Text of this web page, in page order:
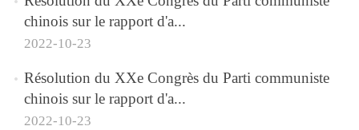
chinois sur le rapport d'a...
2022-10-23
Résolution du XXe Congrès du Parti communiste
chinois sur le rapport d'a...
2022-10-23